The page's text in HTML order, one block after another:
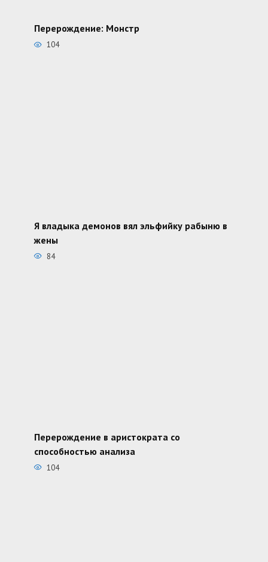
Перерождение: Монстр
104
Я владыка демонов вял эльфийку рабыню в
жены
84
Перерождение в аристократа со
способностью анализа
104